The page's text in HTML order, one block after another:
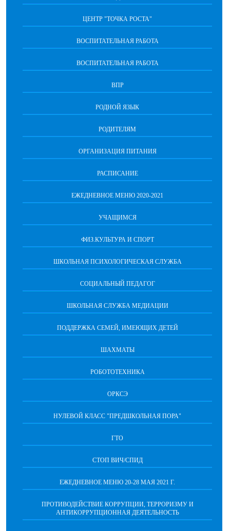
ЦЕНТР "ТОЧКА РОСТА"
ВОСПИТАТЕЛЬНАЯ РАБОТА
ВОСПИТАТЕЛЬНАЯ РАБОТА
ВПР
РОДНОЙ ЯЗЫК
РОДИТЕЛЯМ
ОРГАНИЗАЦИЯ ПИТАНИЯ
РАСПИСАНИЕ
ЕЖЕДНЕВНОЕ МЕНЮ 2020-2021
УЧАЩИМСЯ
ФИЗ.КУЛЬТУРА И СПОРТ
ШКОЛЬНАЯ ПСИХОЛОГИЧЕСКАЯ СЛУЖБА
СОЦИАЛЬНЫЙ ПЕДАГОГ
ШКОЛЬНАЯ СЛУЖБА МЕДИАЦИИ
ПОДДЕРЖКА СЕМЕЙ, ИМЕЮЩИХ ДЕТЕЙ
ШАХМАТЫ
РОБОТОТЕХНИКА
ОРКСЭ
НУЛЕВОЙ КЛАСС "ПРЕДШКОЛЬНАЯ ПОРА"
ГТО
СТОП ВИЧ/СПИД
ЕЖЕДНЕВНОЕ МЕНЮ 20-28 МАЯ 2021 Г.
ПРОТИВОДЕЙСТВИЕ КОРРУПЦИИ, ТЕРРОРИЗМУ И
АНТИКОРРУПЦИОННАЯ ДЕЯТЕЛЬНОСТЬ